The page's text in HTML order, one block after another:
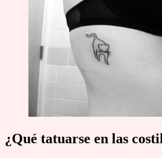
¿Qué tatuarse en las